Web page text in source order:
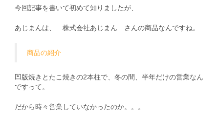
今回記事を書いて初めて知りましたが、
あじまんは、 株式会社あじまん さんの商品なんですね。
商品の紹介
凹版焼きとたこ焼きの2本柱で、冬の間、半年だけの営業なん
ですって。
だから時々営業していなかったのか。。。